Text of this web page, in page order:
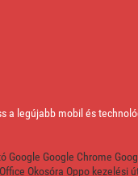
a legújabb mobil és
Google Google Chrome
Office Okosóra Oppo kezelési